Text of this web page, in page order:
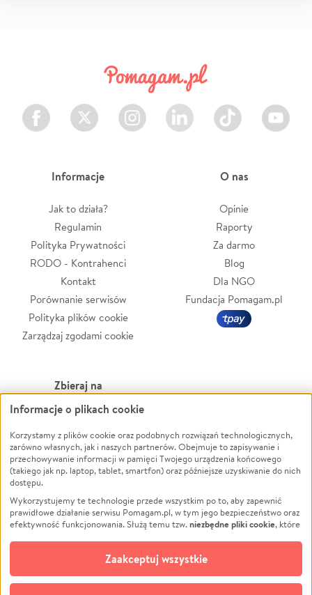
Facebook Twitter Instagram LinkedIn TikTok Youtube
Informacje
Jak to działa?
Regulamin
Polityka Prywatności
RODO - Kontrahenci
Kontakt
Porównanie serwisów
Polityka plików cookie
Zarządzaj zgodami cookie
O nas
Opinie
Raporty
Za darmo
Blog
Dla NGO
Fundacja Pomagam.pl
Zbieraj na
Leczenie
Zwierzęta
Pożar
Ukraina
Pomoc Finansowa
Projekty
Pogrzeb
Społeczność lokalna
Kultura
Powódź
Wichura
NGO
Edukacja
Podróż
Impreza
Ochrona środowiska
Biznes
Informacje o plikach cookie
Korzystamy z plików cookie oraz podobnych rozwiązań technologicznych,
zarówno własnych, jak i naszych partnerów. Obejmuje to zapisywanie i
przechowywanie informacji w pamięci Twojego urządzenia końcowego
(takiego jak np. laptop, tablet, smartfon) oraz późniejsze uzyskiwanie do nich
dostępu.
Wykorzystujemy te technologie przede wszystkim po to, aby zapewnić
prawidłowe działanie serwisu Pomagam.pl, w tym jego bezpieczeństwo oraz
efektywność funkcjonowania. Służą temu tzw.niezbędne pliki cookie, które
opcjonalnych plików cookie
technologii do celów analitycznych i retargetingowych. Możesz wyrazić
zgodę na ich stosowanie lub jej odmówić. W dowolnym momencie masz
możliwość zmiany swoich preferencji na stronie „Zarządzaj zgodami cookie”,
Zaakceptuj wszystkie